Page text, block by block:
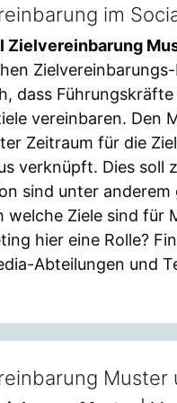
im
Zielvereinbarung
dass
vereinbaren. Den
Zeitraum für die
verknüpft. Dies
sind unter
Ziele sind für
hier eine Rolle?
Abteilungen und
Muster